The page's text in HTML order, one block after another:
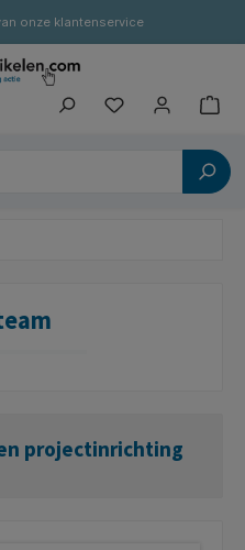
onze klantenservice
projectinrichting